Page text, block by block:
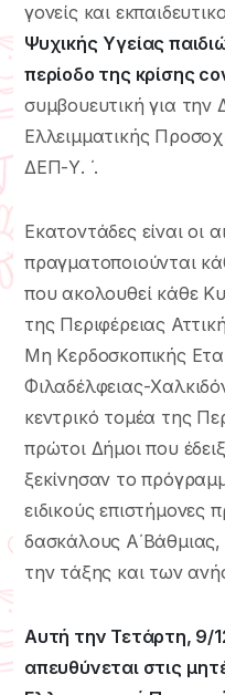
γονείς και
Ψυχικής Υγείας
περίοδο της κρίσης
συμβουευτική για την
Ελλειμματικής
ΔΕΠ-Υ. ΄.
Εκατοντάδες είναι οι
πραγματοποιούνται
που ακολουθεί κάθε
της Περιφέρειας
Μη Κερδοσκοπικής
Φιλαδέλφειας-
κεντρικό τομέα της
πρώτοι Δήμοι που
ξεκίνησαν το
ειδικούς επιστήμονες
δασκάλους Α΄Βάθμιας,
την τάξης και των
Αυτή την Τετάρτη, 9/
απευθύνεται στις